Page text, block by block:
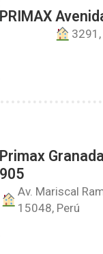
PRIMAX
Primax
905
Av. Mariscal
15048, Perú